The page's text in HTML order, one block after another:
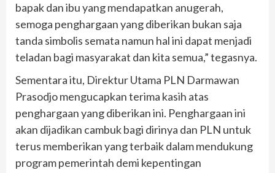
bapak dan ibu yang mendapatkan anugerah,
semoga penghargaan yang diberikan bukan saja
tanda simbolis semata namun hal ini dapat menjadi
teladan bagi masyarakat dan kita semua,” tegasnya.
Sementara itu, Direktur Utama PLN Darmawan
Prasodjo mengucapkan terima kasih atas
penghargaan yang diberikan ini. Penghargaan ini
akan dijadikan cambuk bagi dirinya dan PLN untuk
terus memberikan yang terbaik dalam mendukung
program pemerintah demi kepentingan